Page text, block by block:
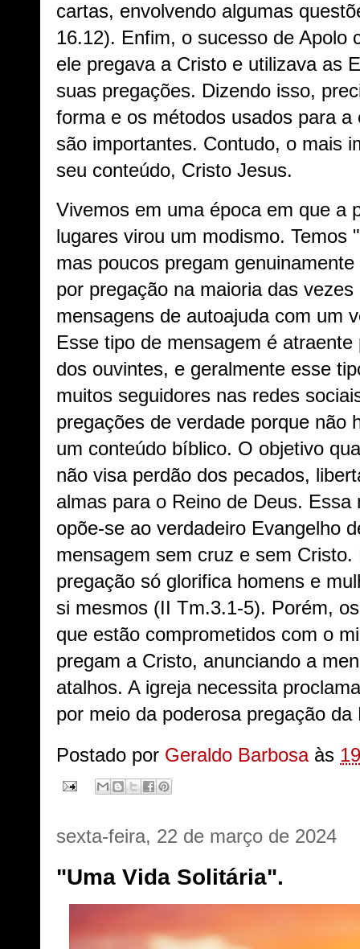
cartas, envolvendo algumas
16.12). Enfim, o sucesso de Apolo
ele pregava a Cristo e utilizava as
suas pregações. Dizendo isso,
forma e os métodos usados para
são importantes. Contudo, o mais
seu conteúdo, Cristo Jesus.
Vivemos em uma época em que a
lugares virou um modismo. Temos
mas poucos pregam
por pregação na maioria das
mensagens de autoajuda com um
Esse tipo de mensagem é
dos ouvintes, e geralmente esse
muitos seguidores nas redes
pregações de verdade porque não
um conteúdo bíblico. O objetivo
não visa perdão dos pecados,
almas para o Reino de Deus. Essa
opõe-se ao verdadeiro Evangelho
mensagem sem cruz e sem
pregação só glorifica homens e
si mesmos (II Tm.3.1-5). Porém,
que estão comprometidos com o
pregam a Cristo, anunciando a
atalhos. A igreja necessita
por meio da poderosa pregação
Postado por Geraldo Barbosa às
sexta-feira, 22 de março de 2024
"Uma Vida Solitária".